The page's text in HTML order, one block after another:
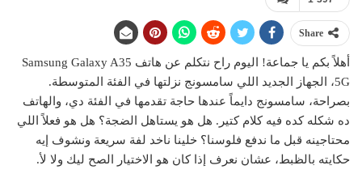
Share
أهلاً بكم يا جماعة! اليوم راح نتكلم عن هاتف Samsung Galaxy A35
5G، الجهاز الجديد اللي سامسونج نزلتها في الفئة المتوسطة.
بصراحة، سامسونج دايماً عندها حاجة تقدمها في الفئة دي، والهاتف
ده شكله كده فيه كلام كتير. هل هو يستاهل الضجة؟ هل هو فعلاً اللي
محتاجينه قبل ما ندفع فلوسنا؟ خلينا ناخد لفة سريعة ونشوف إيه
حكايته بالظبط، عشان نعرف إذا كان هو الاختيار الصح ليك ولا لأ.